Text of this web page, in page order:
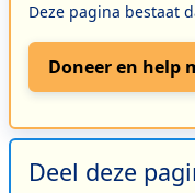
Deze pagina bestaat
Doneer en help
Deel deze